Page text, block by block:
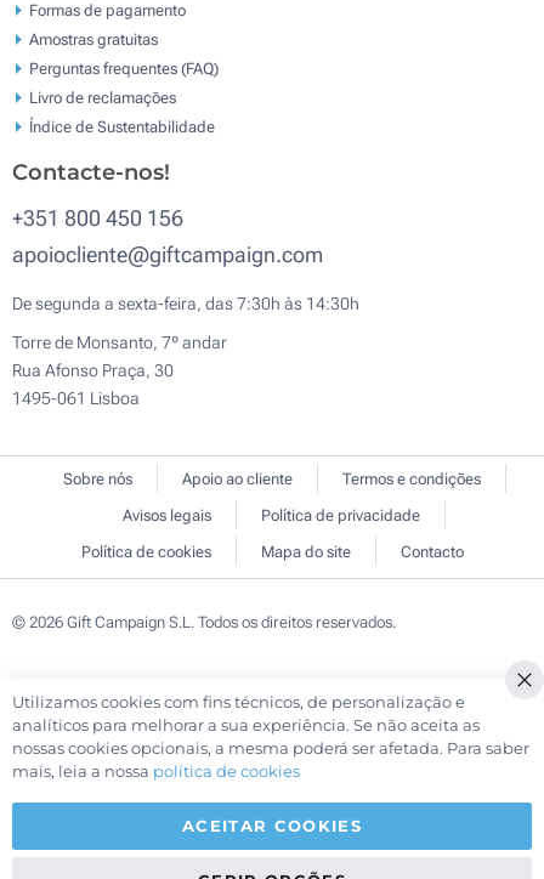
Formas de pagamento
Amostras gratuitas
Perguntas frequentes (FAQ)
Livro de reclamaçōes
Índice de Sustentabilidade
Contacte-nos!
+351 800 450 156
apoiocliente@giftcampaign.com
De segunda a sexta-feira, das 7:30h às 14:30h
Torre de Monsanto, 7º andar
Rua Afonso Praça, 30
1495-061 Lisboa
Sobre nós Apoio ao cliente
Termos e condições
Avisos legais
Política de privacidade
Política de cookies
Mapa do site Contacto
© 2026 Gift Campaign S.L. Todos os direitos reservados.
Utilizamos cookies com fins técnicos, de personalização e
analíticos para melhorar a sua experiência. Se não aceita as
nossas cookies opcionais, a mesma poderá ser afetada. Para saber
mais, leia a nossa política de cookies
ACEITAR COOKIES